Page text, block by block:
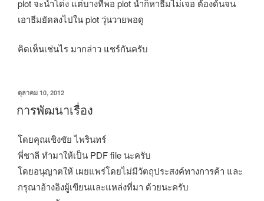
plot จะนำโด่ง แต่บางทีพอ plot นำก็หาธีมไม่เจอ ต้องด้นจน
เอาธีมยัดลงไปใน plot วุ่นวายพอดู
คิดเห็นเช่นไร มากล่าว แชร์กันครับ
เขียน
ที่
ตุลาคม 10, 2012
การพัฒนาเรื่อง
โดยคุณเชิงชัย ไพรินทร์
พี่ชาลี ทำมาให้เป็น PDF file นะครับ
โดยอนุญาตให้ เผยแพร่โดยไม่มีวัตถุประสงค์ทางการค้า และ
กรุณาอ้างอิงผู้เขียนและแหล่งที่มา ด้วยนะครับ